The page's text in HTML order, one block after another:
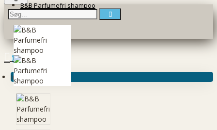
0 vare(r) - 0 DKK
0
Ingen produkter
B&B Parfumefri shampoo